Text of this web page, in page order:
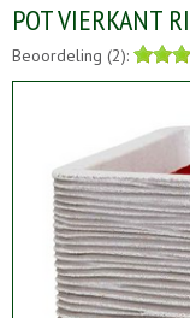
POT VIERKANT
Beoordeling (2):